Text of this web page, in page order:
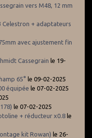
vers M48, 12 mm
+ adaptateurs
avec ajustement fin
Cassegrain le 19-
65° le 09-02-2025
équipée le 07-02-2025
le 07-02-2025
+ réducteur x0.8 le
kit Rowan) le 26-